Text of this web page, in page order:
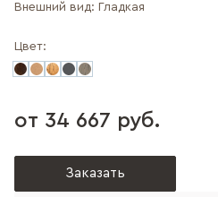
Внешний вид: Гладкая
Цвет:
от 34 667 руб.
Заказать